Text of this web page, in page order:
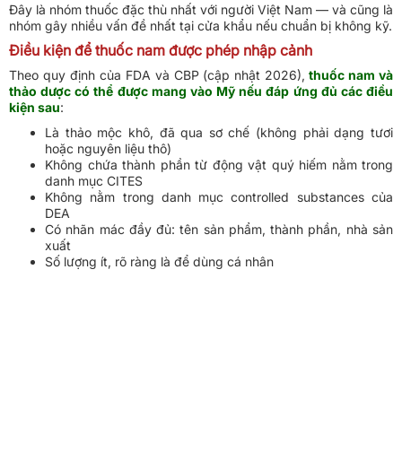
Đây là nhóm thuốc đặc thù nhất với người Việt Nam — và cũng là
nhóm gây nhiều vấn đề nhất tại cửa khẩu nếu chuẩn bị không kỹ.
Điều kiện để thuốc nam được phép nhập cảnh
Theo quy định của FDA và CBP (cập nhật 2026), thuốc nam và
thảo dược có thể được mang vào Mỹ nếu đáp ứng đủ các điều
kiện sau:
Là thảo mộc khô, đã qua sơ chế (không phải dạng tươi
hoặc nguyên liệu thô)
Không chứa thành phần từ động vật quý hiếm nằm trong
danh mục CITES
Không nằm trong danh mục controlled substances của
DEA
Có nhãn mác đầy đủ: tên sản phẩm, thành phần, nhà sản
xuất
Số lượng ít, rõ ràng là để dùng cá nhân